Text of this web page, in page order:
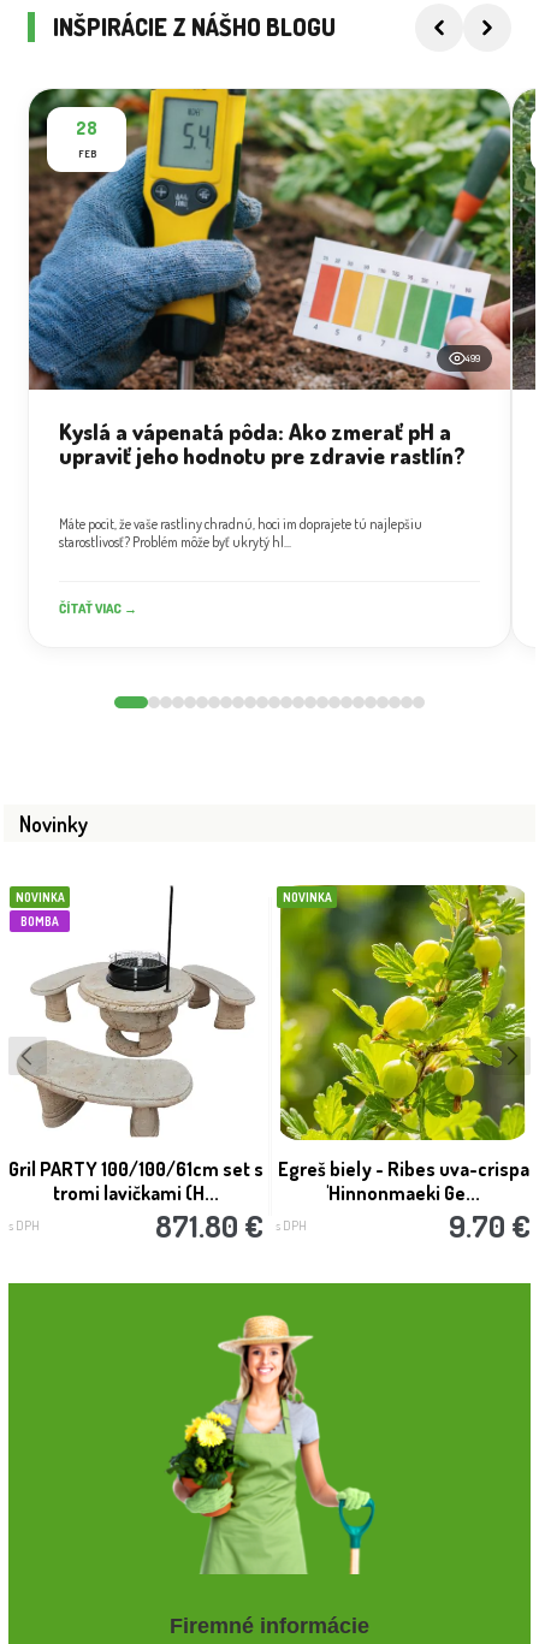
INŠPIRÁCIE Z NÁŠHO BLOGU
28
FEB
499
Kyslá a vápenatá pôda: Ako zmerať pH a
upraviť jeho hodnotu pre zdravie rastlín?
Máte pocit, že vaše rastliny chradnú, hoci im doprajete tú najlepšiu
starostlivosť? Problém môže byť ukrytý hl...
ČÍTAŤ VIAC →
Novinky
NOVINKA
BOMBA
Gril PARTY 100/100/61cm set s
tromi lavičkami (H...
s DPH 871.80 €
NOVINKA
Egreš biely - Ribes uva-crispa
'Hinnonmaeki Ge...
s DPH 9.70 €
Firemné informácie